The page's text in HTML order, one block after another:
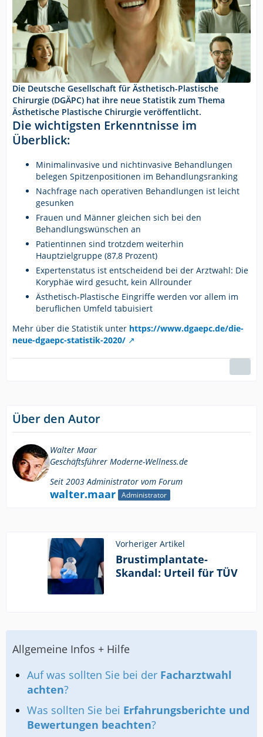
Die Deutsche Gesellschaft für Ästhetisch-Plastische
Chirurgie (DGÄPC) hat ihre neue Statistik zum Thema
Ästhetische Plastische Chirurgie veröffentlicht.
Die wichtigsten Erkenntnisse im
Überblick:
Minimalinvasive und nichtinvasive Behandlungen
belegen Spitzenpositionen im Behandlungsranking
Nachfrage nach operativen Behandlungen ist leicht
gesunken
Frauen und Männer gleichen sich bei den
Behandlungswünschen an
Patientinnen sind trotzdem weiterhin
Hauptzielgruppe (87,8 Prozent)
Expertenstatus ist entscheidend bei der Arztwahl: Die
Koryphäe wird gesucht, kein Allrounder
Ästhetisch-Plastische Eingriffe werden vor allem im
beruflichen Umfeld tabuisiert
Mehr über die Statistik unter https://www.dgaepc.de/die-
neue-dgaepc-statistik-2020/
Über den Autor
Walter Maar
Geschäftsführer Moderne-Wellness.de
Seit 2003 Administrator vom Forum
walter.maar Administrator
Vorheriger Artikel
Brustimplantate-
Skandal: Urteil für TÜV
Allgemeine Infos + Hilfe
Auf was sollten Sie bei der Facharztwahl
achten?
Was sollten Sie bei Erfahrungsberichte und
Bewertungen beachten?